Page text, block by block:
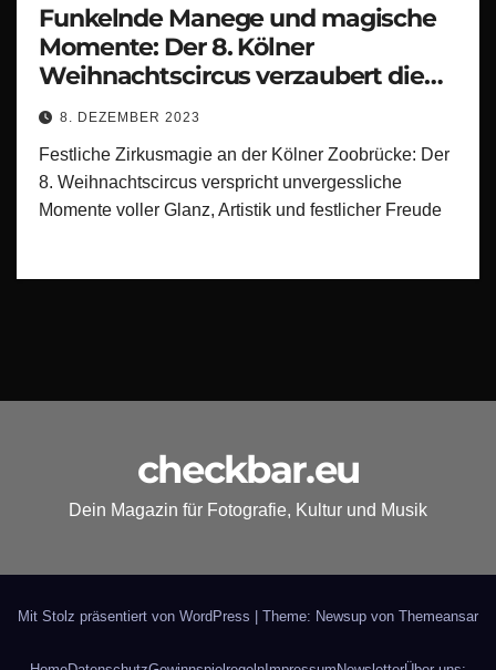
Funkelnde Manege und magische
Momente: Der 8. Kölner
Weihnachtscircus verzaubert die
Domstadt
8. DEZEMBER 2023
Festliche Zirkusmagie an der Kölner Zoobrücke: Der
8. Weihnachtscircus verspricht unvergessliche
Momente voller Glanz, Artistik und festlicher Freude
checkbar.eu
Dein Magazin für Fotografie, Kultur und Musik
Mit Stolz präsentiert von WordPress Theme: Newsup von Themeansar